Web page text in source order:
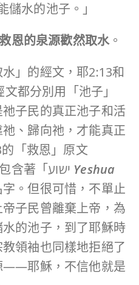
儲水的池子。」
恩的泉源歡然取水。
」的經文，耶2:13和
都分別用「池子」
子民的真正池子和活
、歸向祂，才能真正
「救恩」原文
Yeshua
。但很可惜，不單止
子民曾離棄上帝，為
的池子，到了耶穌時
領袖也同樣地拒絕了
——耶穌，不信他就是